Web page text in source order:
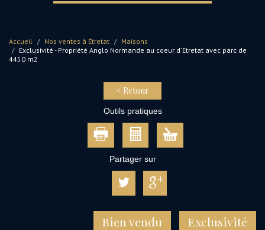
Accueil Nos ventes à Étretat
Maisons
Exclusivité - Propriété Anglo Normande au coeur d'Etretat avec parc de
4450 m2
< Retour
Outils pratiques
Partager sur
Bien vendu Exclusivité